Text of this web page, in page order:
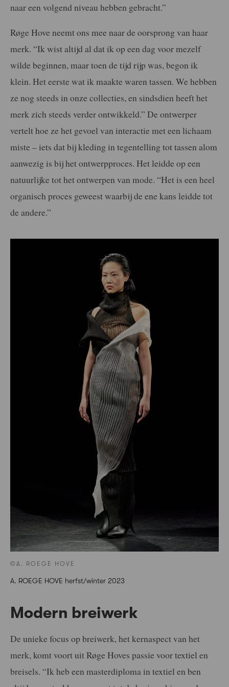
naar een volgend niveau hebben gebracht.”
Røge Hove neemt ons mee naar de oorsprong van haar
merk. “Ik wist altijd al dat ik op een dag voor mezelf
wilde beginnen, maar toen de tijd rijp was, begon ik
klein. Het eerste wat ik maakte waren tassen. We hebben
ze nog steeds in onze collecties, en sindsdien heeft het
merk zich steeds verder ontwikkeld.” De ontwerper
vertelt hoe ze het gevoel van interactie met een lichaam
miste – iets dat bij kleding in tegentelling tot tassen alom
aanwezig is bij het ontwerpproces. Het leidde op een
natuurlijke tot het ontwerpen van mode. “Het is een heel
organisch proces geweest waarbij de ene kans leidde tot
de andere.”
©A. ROEGE HOVE
A. ROEGE HOVE herfst/winter 2023
Modern breiwerk
De unieke focus op breiwerk, het kernaspect van het
merk, komt voort uit Røge Hoves passie voor textiel en
breisels. “Ik heb een masterdiploma in textiel en ben